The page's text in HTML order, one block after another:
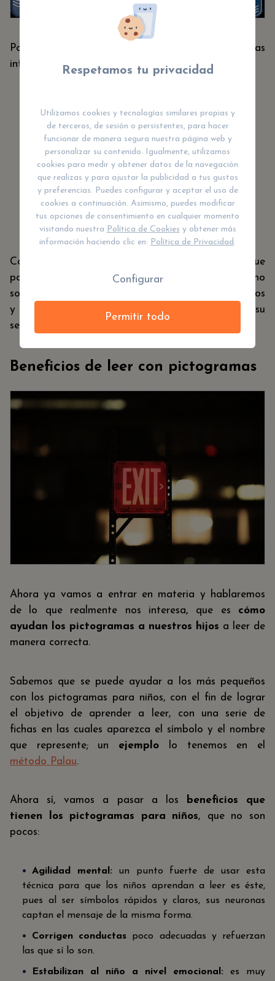
Podría decirse que los usos de los pictogramas
infantiles
son muy variados , como por ejemplo:
Juegos para niños (y no tan niños).
Psicología.
Estadística.
Alternativa de la comunicación convencional.
Señales de tráfico.
Como podemos ver, es un concepto muy flexible que
podemos ver en
muchos ámbitos de la vida
, no
solo como una técnica para ayudar a nuestros niños
y niñas a leer. La clave es, como dijimos antes, su
sencillez.
Beneficios de leer con pictogramas
Ahora ya vamos a entrar en materia y hablaremos
de lo que realmente nos interesa, que es cómo
ayudan los pictogramas a nuestros hijos a leer de
manera correcta.
Sabemos que se puede ayudar a los más pequeños
con los pictogramas para niños, con el fin de lograr
el objetivo de aprender a leer, con una serie de
fichas en las cuales aparezca el símbolo y el nombre
que represente; un ejemplo lo tenemos en el
método Palau.
Ahora sí, vamos a pasar a los beneficios que
tienen los pictogramas para niños, que no son
pocos:
Agilidad mental: un punto fuerte de usar esta
técnica para que los niños aprendan a leer es éste,
pues al ser símbolos rápidos y claros, sus neuronas
captan el mensaje de la misma forma.
Corrigen conductas poco adecuadas y refuerzan
las que sí lo son.
Estabilizan al niño a nivel emocional: es muy
Respetamos tu privacidad
Utilizamos cookies y tecnologías similares propias y
de terceros, de sesión o persistentes, para hacer
funcionar de manera segura nuestra página web y
personalizar su contenido. Igualmente, utilizamos
cookies para medir y obtener datos de la navegación
que realizas y para ajustar la publicidad a tus gustos
y preferencias. Puedes configurar y aceptar el uso de
cookies a continuación. Asimismo, puedes modificar
tus opciones de consentimiento en cualquier momento
visitando nuestra Política de Cookies y obtener más
información haciendo clic en: Política de Privacidad.
Configurar
Permitir todo